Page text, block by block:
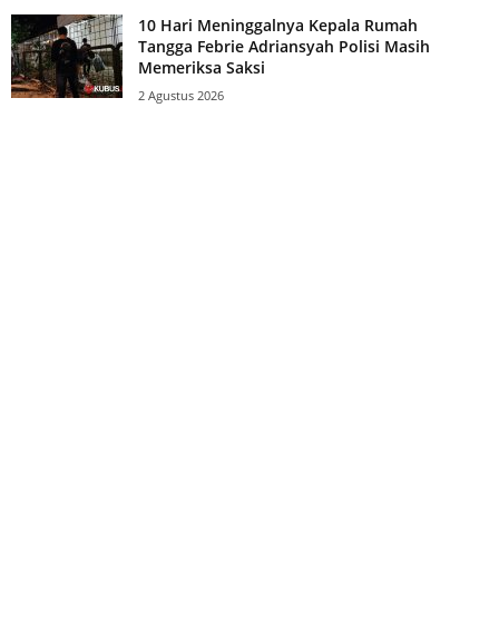
10 Hari Meninggalnya Kepala Rumah
Tangga Febrie Adriansyah Polisi Masih
Memeriksa Saksi
2 Agustus 2026